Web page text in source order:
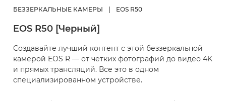
БЕЗЗЕРКАЛЬНЫЕ КАМЕРЫ | EOS R50
EOS R50 [Черный]
Создавайте лучший контент с этой беззеркальной
камерой EOS R — от четких фотографий до видео 4K
и прямых трансляций. Все это в одном
специализированном устройстве.